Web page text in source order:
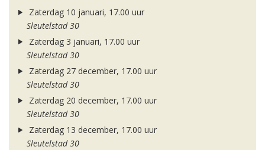
Zaterdag 10 januari, 17.00 uur
Sleutelstad 30
Zaterdag 3 januari, 17.00 uur
Sleutelstad 30
Zaterdag 27 december, 17.00 uur
Sleutelstad 30
Zaterdag 20 december, 17.00 uur
Sleutelstad 30
Zaterdag 13 december, 17.00 uur
Sleutelstad 30